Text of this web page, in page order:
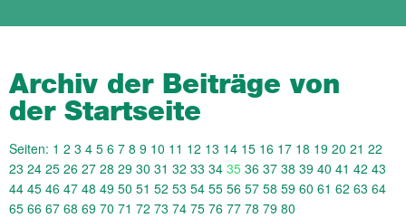
Archiv der Beiträge von
der Startseite
Seiten: 1 2 3 4 5 6 7 8 9 10 11 12 13 14 15 16 17 18 19 20 21 22
23 24 25 26 27 28 29 30 31 32 33 34 35 36 37 38 39 40 41 42 43
44 45 46 47 48 49 50 51 52 53 54 55 56 57 58 59 60 61 62 63 64
65 66 67 68 69 70 71 72 73 74 75 76 77 78 79 80